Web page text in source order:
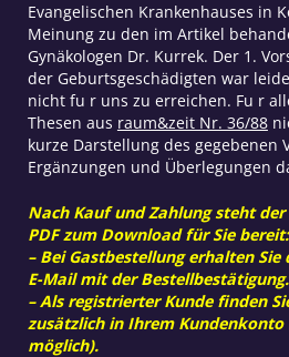
Evangelischen Krankenhauses in
Meinung zu den im Artikel
Gynäkologen Dr. Kurrek. Der 1.
der Geburtsgeschädigten war
nicht fu r uns zu erreichen. Fu r
Thesen aus raum&zeit Nr. 36/88
kurze Darstellung des gegebenen
Ergänzungen und Überlegungen
Nach Kauf und Zahlung steht
PDF zum Download für Sie bereit:
– Bei Gastbestellung erhalten
E-Mail mit der Bestellbestätigung.
– Als registrierter Kunde finden
zusätzlich in Ihrem Kundenkonto
möglich).